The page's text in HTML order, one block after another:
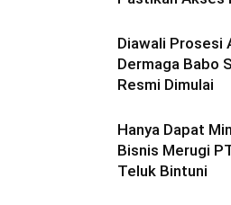
Diawali Prosesi
Dermaga Babo
Resmi Dimulai
Hanya Dapat
Bisnis Merugi
Teluk Bintuni